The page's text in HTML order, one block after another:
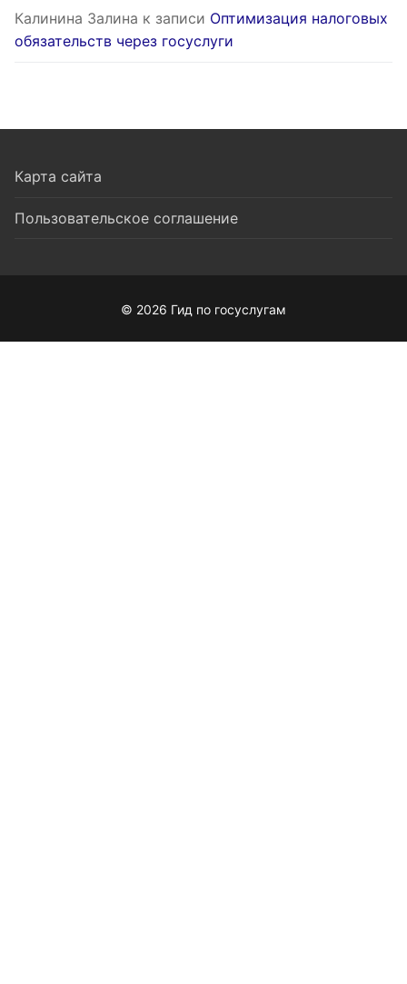
Калинина Залина к записи Оптимизация налоговых
обязательств через госуслуги
Карта сайта
Пользовательское соглашение
© 2026 Гид по госуслугам